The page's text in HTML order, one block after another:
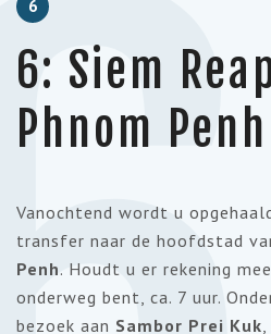
6
6: Siem
Phnom Penh
Vanochtend wordt u
transfer naar de hoofdstad
Penh. Houdt u er rekening
onderweg bent, ca. 7 uur.
bezoek aan Sambor Prei Kuk